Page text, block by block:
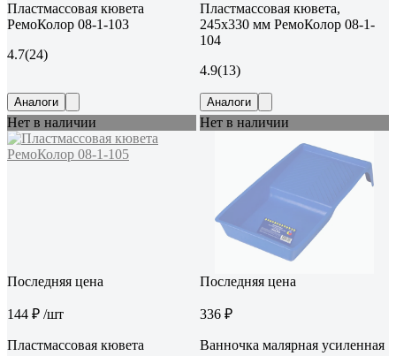
Пластмассовая кювета
РемоКолор 08-1-103
4.7(24)
Аналоги
Пластмассовая кювета,
245x330 мм РемоКолор 08-1-
104
4.9(13)
Аналоги
Нет в наличии
Последняя цена
144 ₽ /шт
Пластмассовая кювета
Нет в наличии
Последняя цена
336 ₽
Ванночка малярная усиленная